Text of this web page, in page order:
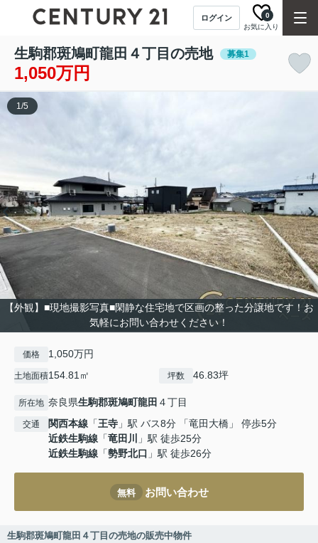
ログイン
お気に入り
0
生駒郡斑鳩町龍田４丁目の売地 募集1
1,050万円
【外観】■現地撮影写真■閑静な住宅地で区画の整った分譲地です！お
気軽にお問い合わせください！
1/5
価格 1,050万円
土地面積154.81㎡ 坪数 46.83坪
所在地 奈良県生駒郡斑鳩町龍田 ４丁目
交通 関西本線 「王寺 」駅 バス8分 「竜田大橋」 停歩5分
近鉄生駒線 「竜田川
」駅 徒歩25分
近鉄生駒線 「勢野北口 」駅 徒歩26分
無料 お問い合わせ
生駒郡斑鳩町龍田４丁目の売地の販売中物件